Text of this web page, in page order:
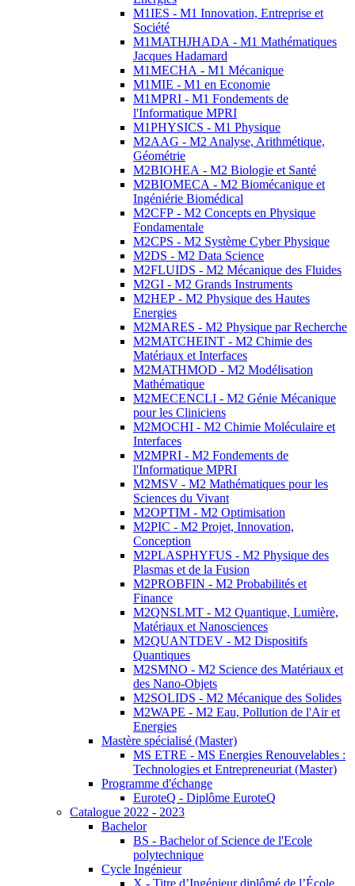
M1IES - M1 Innovation, Entreprise et
Société
M1MATHJHADA - M1 Mathématiques
Jacques Hadamard
M1MECHA - M1 Mécanique
M1MIE - M1 en Economie
M1MPRI - M1 Fondements de
l'Informatique MPRI
M1PHYSICS - M1 Physique
M2AAG - M2 Analyse, Arithmétique,
Géométrie
M2BIOHEA - M2 Biologie et Santé
M2BIOMECA - M2 Biomécanique et
Ingéniérie Biomédical
M2CFP - M2 Concepts en Physique
Fondamentale
M2CPS - M2 Système Cyber Physique
M2DS - M2 Data Science
M2FLUIDS - M2 Mécanique des Fluides
M2GI - M2 Grands Instruments
M2HEP - M2 Physique des Hautes
Energies
M2MARES - M2 Physique par Recherche
M2MATCHEINT - M2 Chimie des
Matériaux et Interfaces
M2MATHMOD - M2 Modélisation
Mathématique
M2MECENCLI - M2 Génie Mécanique
pour les Cliniciens
M2MOCHI - M2 Chimie Moléculaire et
Interfaces
M2MPRI - M2 Fondements de
l'Informatique MPRI
M2MSV - M2 Mathématiques pour les
Sciences du Vivant
M2OPTIM - M2 Optimisation
M2PIC - M2 Projet, Innovation,
Conception
M2PLASPHYFUS - M2 Physique des
Plasmas et de la Fusion
M2PROBFIN - M2 Probabilités et
Finance
M2QNSLMT - M2 Quantique, Lumière,
Matériaux et Nanosciences
M2QUANTDEV - M2 Dispositifs
Quantiques
M2SMNO - M2 Science des Matériaux et
des Nano-Objets
M2SOLIDS - M2 Mécanique des Solides
M2WAPE - M2 Eau, Pollution de l'Air et
Energies
Mastère spécialisé (Master)
MS ETRE - MS Energies Renouvelables :
Technologies et Entrepreneuriat (Master)
Programme d'échange
EuroteQ - Diplôme EuroteQ
Catalogue 2022 - 2023
Bachelor
BS - Bachelor of Science de l'Ecole
polytechnique
Cycle Ingénieur
X - Titre d’Ingénieur diplômé de l’École